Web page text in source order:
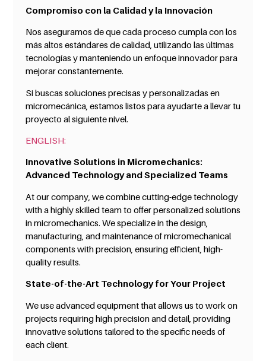
Compromiso con la Calidad y la Innovación
Nos aseguramos de que cada proceso cumpla con los
más altos estándares de calidad, utilizando las últimas
tecnologías y manteniendo un enfoque innovador para
mejorar constantemente.
Si buscas soluciones precisas y personalizadas en
micromecánica, estamos listos para ayudarte a llevar tu
proyecto al siguiente nivel.
ENGLISH:
Innovative Solutions in Micromechanics:
Advanced Technology and Specialized Teams
At our company, we combine cutting-edge technology
with a highly skilled team to offer personalized solutions
in micromechanics. We specialize in the design,
manufacturing, and maintenance of micromechanical
components with precision, ensuring efficient, high-
quality results.
State-of-the-Art Technology for Your Project
We use advanced equipment that allows us to work on
projects requiring high precision and detail, providing
innovative solutions tailored to the specific needs of
each client.